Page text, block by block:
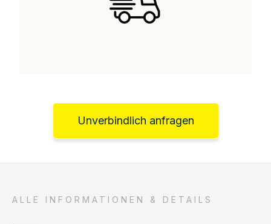
Unverbindlich anfragen
ALLE INFORMATIONEN & DETAILS